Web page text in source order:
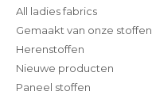
All ladies fabrics
Gemaakt van onze stoffen
Herenstoffen
Nieuwe producten
Paneel stoffen